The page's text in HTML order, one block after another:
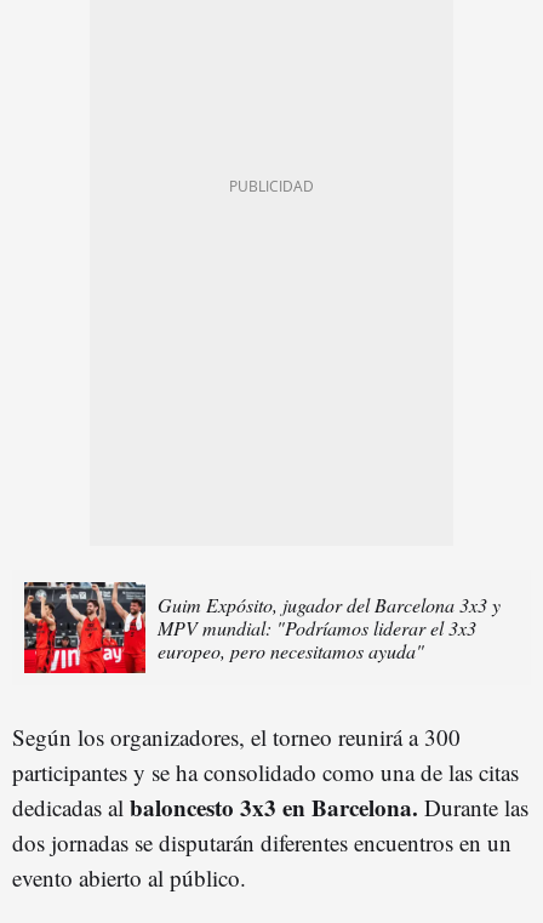
Guim Expósito, jugador del Barcelona 3x3 y
MPV mundial: "Podríamos liderar el 3x3
europeo, pero necesitamos ayuda"
Según los organizadores, el torneo reunirá a 300
participantes y se ha consolidado como una de las citas
dedicadas al baloncesto 3x3 en Barcelona. Durante las
dos jornadas se disputarán diferentes encuentros en un
evento abierto al público.